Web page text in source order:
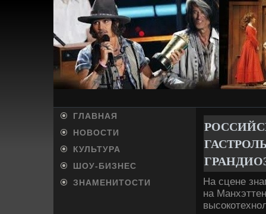
ГЛАВНАЯ
НОВОСТИ
КУЛЬТУРА
ШОУ-БИ­ЗНЕС
ЗНАМЕНИТОСТИ
На сцене
на